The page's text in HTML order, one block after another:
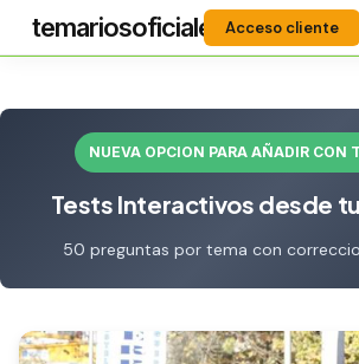
content
temariosoficiales
Acceso cliente
NUEVA OPCION PARA AÑADIR CON
Tests Interactivos desde
50 preguntas por tema con